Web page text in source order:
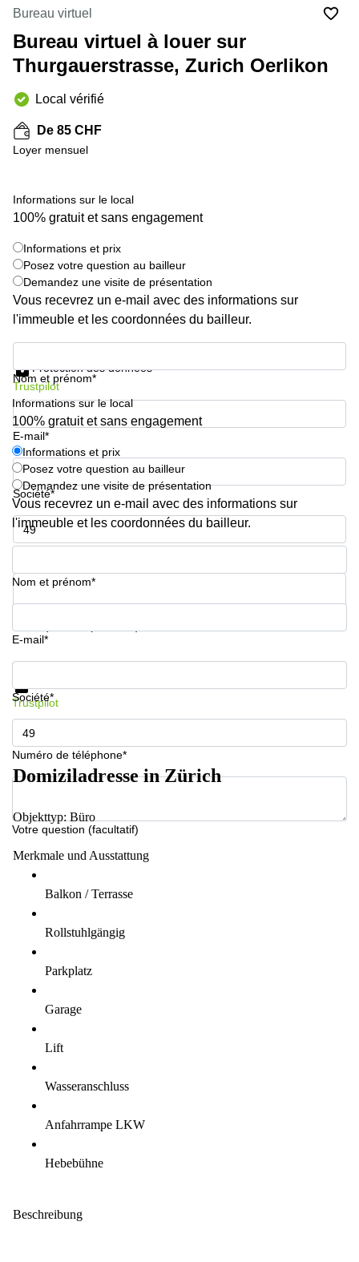
Genève
Coworking
Lausanne
Basel
Coworking
Lugano
Coworking
Bienne
Coworking
Nyon
Coworking
Salle
de
réunion
Zurich
Salles
de
réunion
Genève
Salle de
réunion
Lausanne
Business
center
Lausanne
Rue de
la Cité
1
Genève
Place
de la
12
Genève
5 Genève
Casa-
Bamba
1-3
Genève
Rue de
69
Avenue
Louis-
Casaï
18
Genève
Quai
de l’Ile
13
Genève
Route
8A
Etoy
de Pont-
Rouge 4
de
Meyrin
267
Meyrin
Chemin
de la
Martigny
Route
de
Z. A.
Pièce
Rolle
Bahnhofstrasse
10 Zürich
Bureau virtuel
Bureau virtuel à louer sur
Thurgauerstrasse, Zurich Oerlikon
Local vérifié
De 85 CHF
Loyer mensuel
Informations sur le local
100% gratuit et sans engagement
Informations et prix
Posez votre question au bailleur
Demandez une visite de présentation
Vous recevrez un e-mail avec des informations sur
l'immeuble et les coordonnées du bailleur.
Nom et prénom*
E-mail*
Société*
Numéro de téléphone*
Protection des données
Trustpilot
Informations sur le local
100% gratuit et sans engagement
Informations et prix
Posez votre question au bailleur
Demandez une visite de présentation
Vous recevrez un e-mail avec des informations sur
l'immeuble et les coordonnées du bailleur.
Nom et prénom*
E-mail*
Société*
Numéro de téléphone*
Votre question (facultatif)
Informations et prix
Trustpilot
Domiziladresse in Zürich
Objekttyp: Büro
Merkmale und Ausstattung
Balkon / Terrasse
Rollstuhlgängig
Parkplatz
Garage
Lift
Wasseranschluss
Anfahrrampe LKW
Hebebühne
Beschreibung